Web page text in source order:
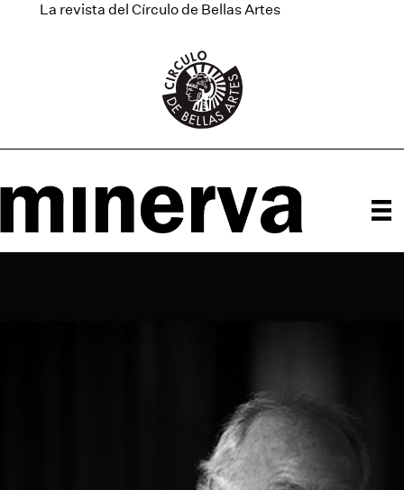
La revista del Círculo de Bellas Artes